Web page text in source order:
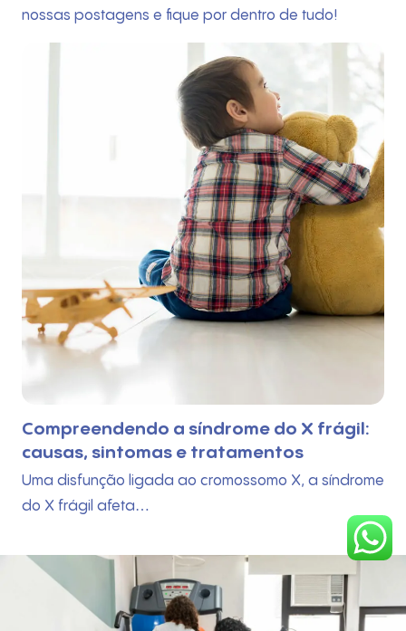
nossas postagens e fique por dentro de tudo!
A importância dos jogos e brincadeiras
no desenvolvimento infantil
Para crescer de forma saudável, explorando o
mundo com curiosidade e autonomia,…